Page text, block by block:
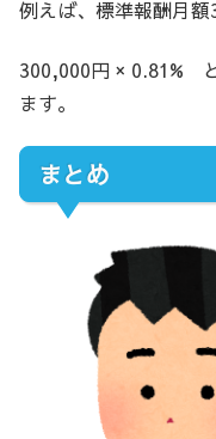
例えば、標準報酬月
300,000円 × 0.81%
ます。
まとめ